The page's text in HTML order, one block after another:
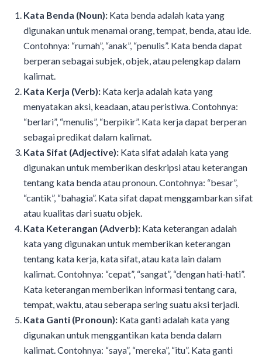
Kata Benda (Noun): Kata benda adalah kata yang
digunakan untuk menamai orang, tempat, benda, atau ide.
Contohnya: “rumah”, “anak”, “penulis”. Kata benda dapat
berperan sebagai subjek, objek, atau pelengkap dalam
kalimat.
Kata Kerja (Verb): Kata kerja adalah kata yang
menyatakan aksi, keadaan, atau peristiwa. Contohnya:
“berlari”, “menulis”, “berpikir”. Kata kerja dapat berperan
sebagai predikat dalam kalimat.
Kata Sifat (Adjective): Kata sifat adalah kata yang
digunakan untuk memberikan deskripsi atau keterangan
tentang kata benda atau pronoun. Contohnya: “besar”,
“cantik”, “bahagia”. Kata sifat dapat menggambarkan sifat
atau kualitas dari suatu objek.
Kata Keterangan (Adverb): Kata keterangan adalah
kata yang digunakan untuk memberikan keterangan
tentang kata kerja, kata sifat, atau kata lain dalam
kalimat. Contohnya: “cepat”, “sangat”, “dengan hati-hati”.
Kata keterangan memberikan informasi tentang cara,
tempat, waktu, atau seberapa sering suatu aksi terjadi.
Kata Ganti (Pronoun): Kata ganti adalah kata yang
digunakan untuk menggantikan kata benda dalam
kalimat. Contohnya: “saya”, “mereka”, “itu”. Kata ganti